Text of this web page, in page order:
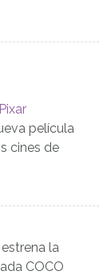
película
cines de
la
COCO